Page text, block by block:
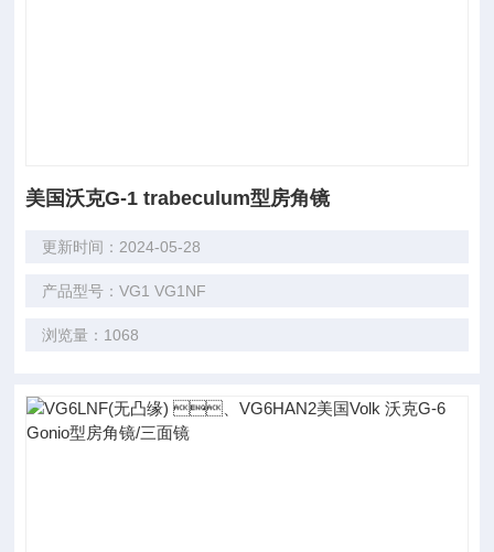
美国沃克G-1 trabeculum型房角镜
更新时间：2024-05-28
产品型号：VG1 VG1NF
浏览量：1068